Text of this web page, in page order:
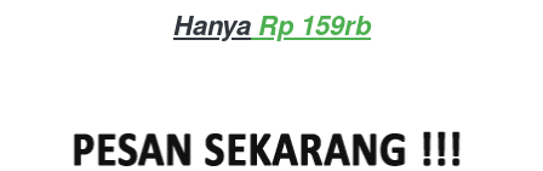
Hanya Rp 159rb